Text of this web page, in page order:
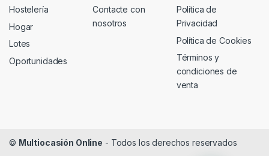
Hostelería
Hogar
Lotes
Oportunidades
Contacte con
nosotros
Política de
Privacidad
Política de Cookies
Términos y
condiciones de
venta
© Multiocasión Online - Todos los derechos reservados